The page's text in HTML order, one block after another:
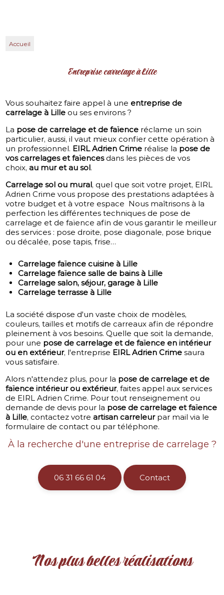
Accueil
Entreprise carrelage à Lille
Vous souhaitez faire appel à une entreprise de
carrelage à Lille ou ses environs ?
La pose de carrelage et de faïence réclame un soin
particulier, aussi, il vaut mieux confier cette opération à
un professionnel. EIRL Adrien Crime réalise la pose de
vos carrelages et faïencesdans les pièces de vos
choix, au mur et au sol.
Carrelage sol ou mural, quel que soit votre projet, EIRL
Adrien Crime vous propose des prestations adaptées à
votre budget et à votre espace Nous maîtrisons à la
perfection les différentes techniques de pose de
carrelage et de faïence afin de vous garantir le meilleur
des services : pose droite, pose diagonale, pose brique
ou décalée, pose tapis, frise…
Carrelage faïence cuisine à Lille
Carrelage faïence salle de bains à Lille
Carrelage salon, séjour, garage à Lille
Carrelage terrasse à Lille
La société dispose d'un vaste choix de modèles,
couleurs, tailles et motifs de carreaux afin de répondre
pleinement à vos besoins. Quelle que soit la demande,
pour une pose de carrelage et de faïence en intérieur
ou en extérieur, l'entreprise EIRL Adrien Crime saura
vous satisfaire.
Alors n'attendez plus, pour la pose de carrelage et de
faïence intérieur ou extérieur, faites appel aux services
de EIRL Adrien Crime. Pour tout renseignement ou
demande de devis pour la pose de carrelage et faïence
à Lille, contactez votre artisan carreleurpar mail via le
formulaire de contact ou par téléphone.
À la recherche d'une entreprise de carrelage ?
06 31 66 61 04 Contact
Nos plus belles réalisations